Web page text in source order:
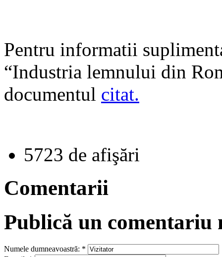
Pentru informatii
“Industria lemnului din
documentul citat.
5723 de afişări
Comentarii
Publică un comentariu
Numele dumneavoastră: *